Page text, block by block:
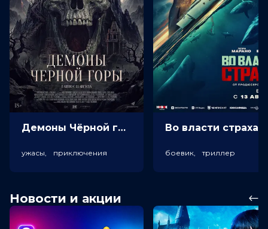
Демоны Чёрной горы (18+)
ужасы, приключения боевик, триллер
Новости и акции